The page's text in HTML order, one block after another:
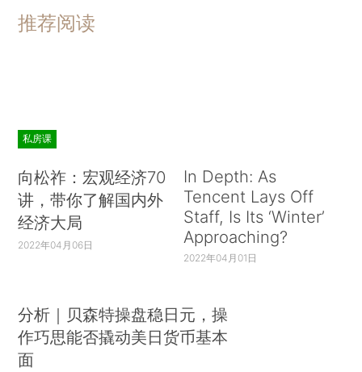
推荐阅读
私房课
向松祚：宏观经济70
讲，带你了解国内外
经济大局
2022年04月06日
In Depth: As
Tencent Lays Off
Staff, Is Its ‘Winter’
Approaching?
2022年04月01日
分析｜贝森特操盘稳日元，操
作巧思能否撬动美日货币基本
面